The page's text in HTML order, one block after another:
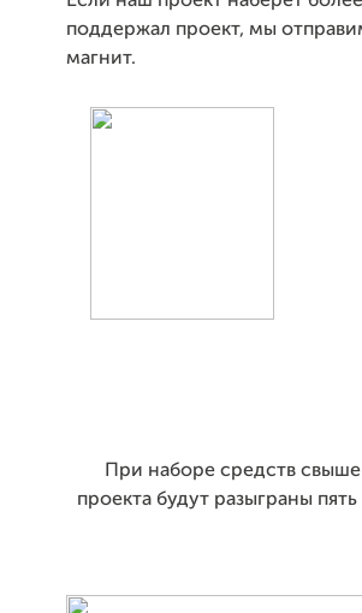
поддержал проект, мы
магнит.
При наборе средств свыше
проекта будут разыграны